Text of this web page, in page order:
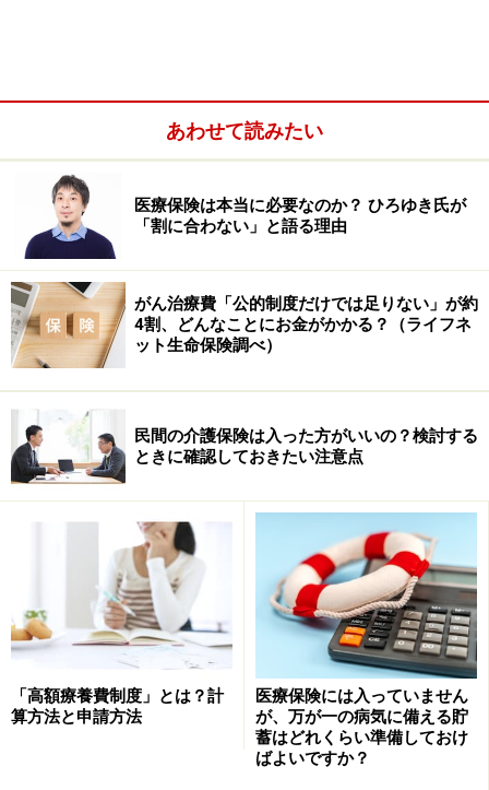
＊住民税非課税者は3万5400円
なお相談者のおっしゃる上限10万円とは、医療費控除を
受けられる基準額のことではないでしょうか。
医療費控除とは年間に支払う医療費が10万円を超えた場
合、確定申告すれば受けられる税制上の制度です。対象
となる医療費には医療機関で支払う自己負担額に加え、
薬局で購入した一般薬なども含まれます。還付される額
は10万円を超えた額にその方の所得に応じた税率をかけ
た額であり、超えた額がそのまま還付されるわけではあ
りません。
まとめると、医療費は月ごとに自己負担上限額の範囲内
で負担しなければならず、月ごとの自己負担の年間合計
額が10万円を超えた場合には、確定申告することで税率
に応じた還付金が受けられるということです。
あわせて読みたい
医療保険は本当に必要なのか？ ひろゆき氏が
「割に合わない」と語る理由
がん治療費「公的制度だけでは足りない」が約
4割、どんなことにお金がかかる？（ライフネ
ット生命保険調べ）
民間の介護保険は入った方がいいの？検討する
ときに確認しておきたい注意点
「高額療養費制度」とは？計
算方法と申請方法
医療保険には入っていません
が、万が一の病気に備える貯
蓄はどれくらい準備しておけ
ばよいですか？